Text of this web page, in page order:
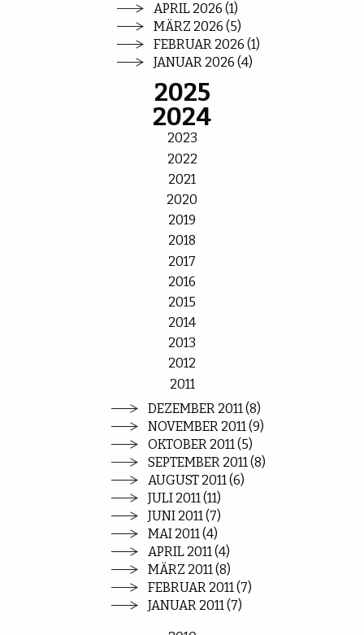
APRIL 2026 (1)
MÄRZ 2026 (5)
FEBRUAR 2026 (1)
JANUAR 2026 (4)
2025
2024
2023
2022
2021
2020
2019
2018
2017
2016
2015
2014
2013
2012
2011
DEZEMBER 2011 (8)
NOVEMBER 2011 (9)
OKTOBER 2011 (5)
SEPTEMBER 2011 (8)
AUGUST 2011 (6)
JULI 2011 (11)
JUNI 2011 (7)
MAI 2011 (4)
APRIL 2011 (4)
MÄRZ 2011 (8)
FEBRUAR 2011 (7)
JANUAR 2011 (7)